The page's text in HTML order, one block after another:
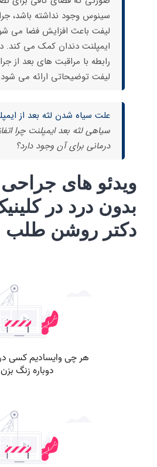
سینوس وجود نداشته باشد،
لیفت باعث افزایش فضا می
ایمپلنت دندان کمک می کند.
رابطه با مراقبت های بعد از
لیفت توضیحاتی ارائه می
علت سیاه شدن لثه بعد از
سیاهی لثه بعد ایمپلنت چرا
درمانی برای آن وجود دارد؟
ویدئو های جراحی
بدون درد در
دکتر روشن طلب